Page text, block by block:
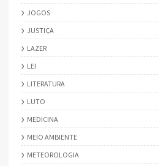
JOGOS
JUSTIÇA
LAZER
LEI
LITERATURA
LUTO
MEDICINA
MEIO AMBIENTE
METEOROLOGIA